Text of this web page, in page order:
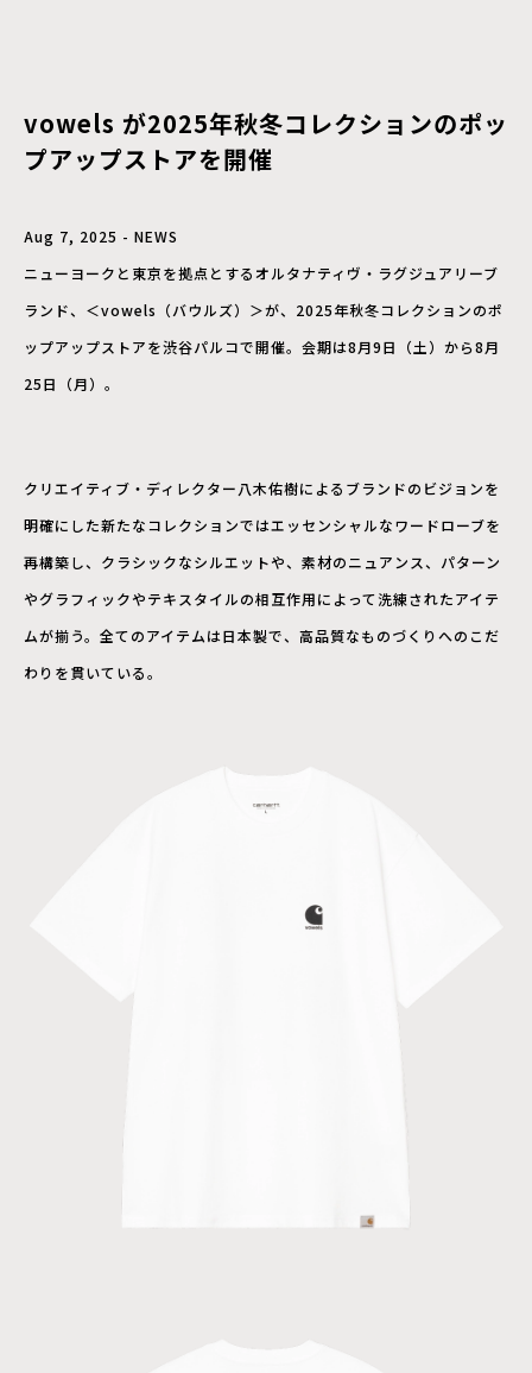
vowels が2025年秋冬コレクションのポッ
プアップストアを開催
Aug 7, 2025 - NEWS
ニューヨークと東京を拠点とするオルタナティヴ・ラグジュアリーブ
ランド、＜vowels（バウルズ）＞が、2025年秋冬コレクションのポ
ップアップストアを渋谷パルコで開催。会期は8月9日（土）から8月
25日（月）。
クリエイティブ・ディレクター八木佑樹によるブランドのビジョンを
明確にした新たなコレクションではエッセンシャルなワードローブを
再構築し、クラシックなシルエットや、素材のニュアンス、パターン
やグラフィックやテキスタイルの相互作用によって洗練されたアイテ
ムが揃う。全てのアイテムは日本製で、高品質なものづくりへのこだ
わりを貫いている。